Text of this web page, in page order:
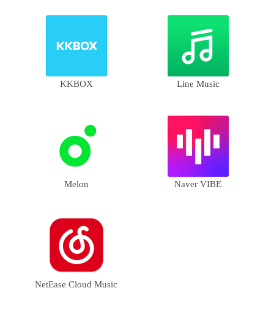
KKBOX Line Music
Melon Naver VIBE
NetEase Cloud Music